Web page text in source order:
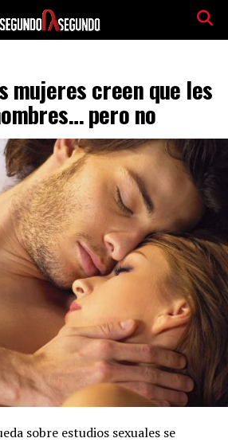
mujeres creen que les
pero no
sobre estudios sexuales se